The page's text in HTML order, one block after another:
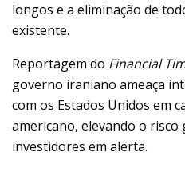
longos e a eliminação de
existente.
Reportagem do Financial
governo iraniano ameaça
com os Estados Unidos em
americano, elevando o
investidores em alerta.